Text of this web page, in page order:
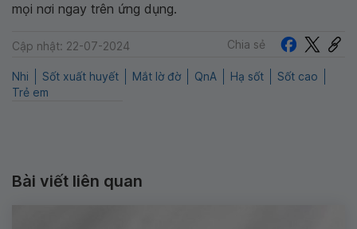
mọi nơi ngay trên ứng dụng.
Cập nhật: 22-07-2024 Chia sẻ
Nhi Sốt xuất huyết Mắt lờ đờ QnA Hạ sốt
Sốt cao
Trẻ em
Bài viết liên quan